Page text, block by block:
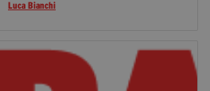
Luca Bianchi